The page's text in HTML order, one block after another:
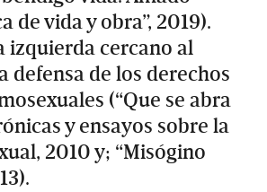
de vida y obra”, 2019).
izquierda cercano al
defensa de los derechos
(“Que se abra
y ensayos sobre la
2010 y; “Misógino